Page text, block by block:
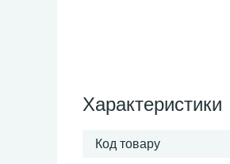
Характеристики
Код товару